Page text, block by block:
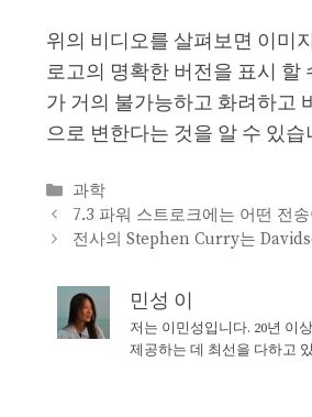
위의 비디오를 살펴보면 이미
로고의 명확한 버전을 표시 할
가 거의 불가능하고 화려하고
으로 변한다는 것을 알 수 있
Categories
과학
7.3 파워 스트로크에는 어떤 전
전사의 Stephen Curry는
민성 이
저는 이민성입니다. 20년 이
제공하는 데 최선을 다하고